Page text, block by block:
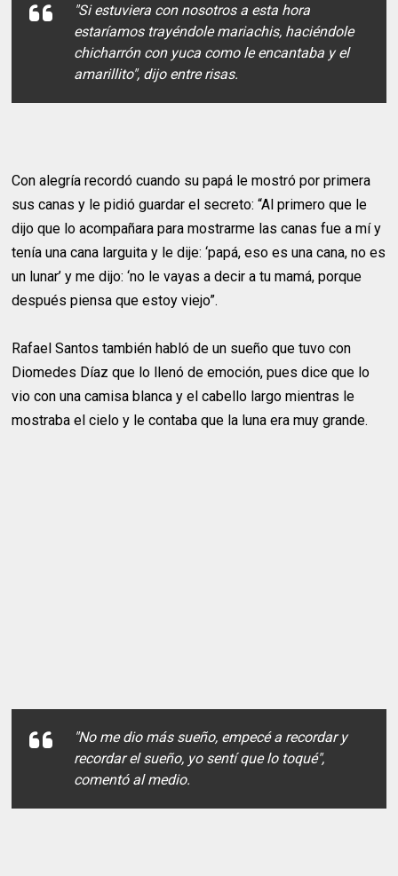
"Si estuviera con nosotros a esta hora
estaríamos trayéndole mariachis, haciéndole
chicharrón con yuca como le encantaba y el
amarillito", dijo entre risas.
Con alegría recordó cuando su papá le mostró por primera
sus canas y le pidió guardar el secreto: “Al primero que le
dijo que lo acompañara para mostrarme las canas fue a mí y
tenía una cana larguita y le dije: ‘papá, eso es una cana, no es
un lunar’ y me dijo: ‘no le vayas a decir a tu mamá, porque
después piensa que estoy viejo”.
Rafael Santos también habló de un sueño que tuvo con
Diomedes Díaz que lo llenó de emoción, pues dice que lo
vio con una camisa blanca y el cabello largo mientras le
mostraba el cielo y le contaba que la luna era muy grande.
"No me dio más sueño, empecé a recordar y
recordar el sueño, yo sentí que lo toqué",
comentó al medio.